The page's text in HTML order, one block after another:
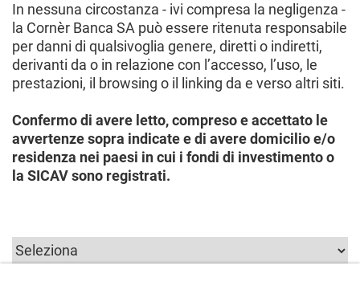
In nessuna circostanza - ivi compresa la negligenza -
la Cornèr Banca SA può essere ritenuta responsabile
per danni di qualsivoglia genere, diretti o indiretti,
derivanti da o in relazione con l’accesso, l’uso, le
prestazioni, il browsing o il linking da e verso altri siti.
Confermo di avere letto, compreso e accettato le
avvertenze sopra indicate e di avere domicilio e/o
residenza nei paesi in cui i fondi di investimento o
la SICAV sono registrati.